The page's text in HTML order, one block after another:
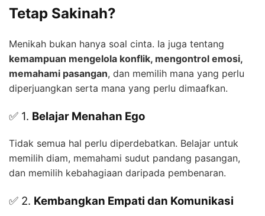
Tetap Sakinah?
Menikah bukan hanya soal cinta. Ia juga tentang
kemampuan mengelola konflik, mengontrol emosi,
memahami pasangan, dan memilih mana yang perlu
diperjuangkan serta mana yang perlu dimaafkan.
✅ 1. Belajar Menahan Ego
Tidak semua hal perlu diperdebatkan. Belajar untuk
memilih diam, memahami sudut pandang pasangan,
dan memilih kebahagiaan daripada pembenaran.
✅ 2. Kembangkan Empati dan Komunikasi